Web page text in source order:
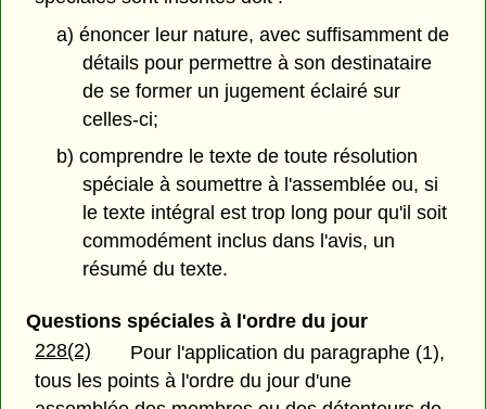
a) énoncer leur nature, avec suffisamment de
détails pour permettre à son destinataire
de se former un jugement éclairé sur
celles-ci;
b) comprendre le texte de toute résolution
spéciale à soumettre à l'assemblée ou, si
le texte intégral est trop long pour qu'il soit
commodément inclus dans l'avis, un
résumé du texte.
Questions spéciales à l'ordre du jour
228(2)
Pour l'application du paragraphe (1),
tous les points à l'ordre du jour d'une